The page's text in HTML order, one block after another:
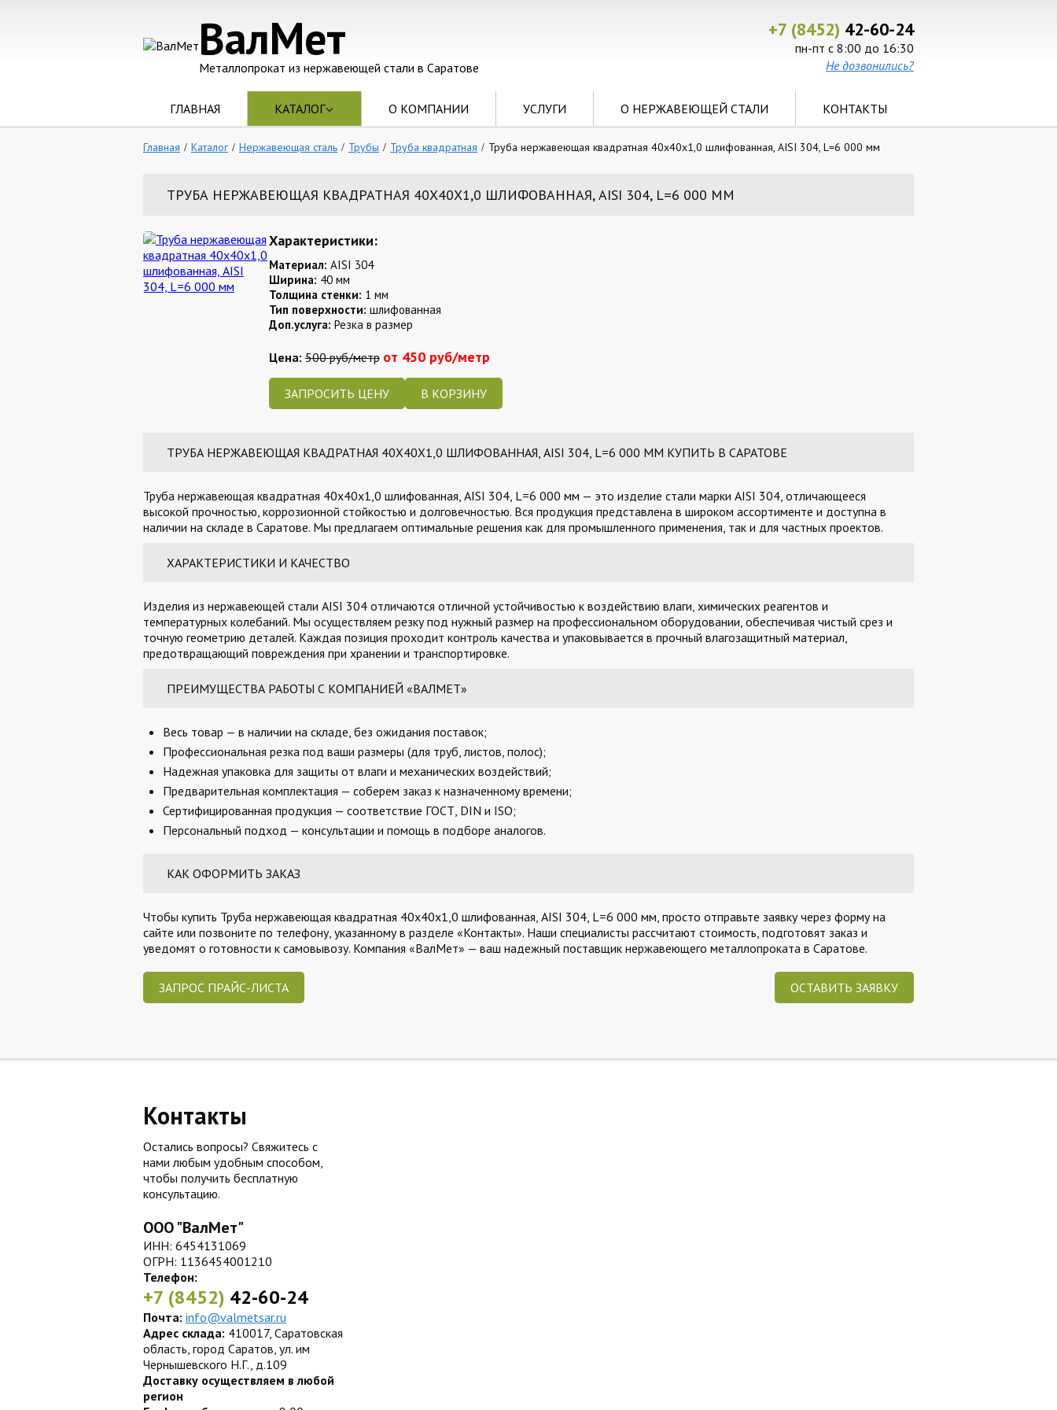
ВалМет
Металлопрокат из нержавеющей стали в Саратове
+7 (8452) 42-60-24
пн-пт с 8:00 до 16:30
Не дозвонились?
ГЛАВНАЯ КАТАЛОГ О КОМПАНИИ УСЛУГИ О НЕРЖАВЕЮЩЕЙ СТАЛИ КОНТАКТЫ
Главная Каталог Нержавеющая сталь Трубы Труба квадратная Труба нержавеющая квадратная 40х40х1,0 шлифованная, AISI 304, L=6 000 мм
ТРУБА НЕРЖАВЕЮЩАЯ КВАДРАТНАЯ 40Х40Х1,0 ШЛИФОВАННАЯ, AISI 304, L=6 000 ММ
Характеристики:
Материал: AISI 304
Ширина: 40 мм
Толщина стенки: 1 мм
Тип поверхности: шлифованная
Доп.услуга: Резка в размер
Цена: 500 руб/метр от 450 руб/метр
ЗАПРОСИТЬ ЦЕНУ
ТРУБА НЕРЖАВЕЮЩАЯ КВАДРАТНАЯ 40Х40Х1,0 ШЛИФОВАННАЯ, AISI 304, L=6 000 ММ КУПИТЬ В САРАТОВЕ
Труба нержавеющая квадратная 40х40х1,0 шлифованная, AISI 304, L=6 000 мм — это изделие стали марки AISI 304, отличающееся
высокой прочностью, коррозионной стойкостью и долговечностью. Вся продукция представлена в широком ассортименте и доступна в
наличии на складе в Саратове. Мы предлагаем оптимальные решения как для промышленного применения, так и для частных проектов.
ХАРАКТЕРИСТИКИ И КАЧЕСТВО
Изделия из нержавеющей стали AISI 304 отличаются отличной устойчивостью к воздействию влаги, химических реагентов и
температурных колебаний. Мы осуществляем резку под нужный размер на профессиональном оборудовании, обеспечивая чистый срез и
точную геометрию деталей. Каждая позиция проходит контроль качества и упаковывается в прочный влагозащитный материал,
предотвращающий повреждения при хранении и транспортировке.
ПРЕИМУЩЕСТВА РАБОТЫ С КОМПАНИЕЙ «ВАЛМЕТ»
Весь товар — в наличии на складе, без ожидания поставок;
Профессиональная резка под ваши размеры (для труб, листов, полос);
Надежная упаковка для защиты от влаги и механических воздействий;
Предварительная комплектация — соберем заказ к назначенному времени;
Сертифицированная продукция — соответствие ГОСТ, DIN и ISO;
Персональный подход — консультации и помощь в подборе аналогов.
КАК ОФОРМИТЬ ЗАКАЗ
Чтобы купить Труба нержавеющая квадратная 40х40х1,0 шлифованная, AISI 304, L=6 000 мм, просто отправьте заявку через форму на
сайте или позвоните по телефону, указанному в разделе «Контакты». Наши специалисты рассчитают стоимость, подготовят заказ и
уведомят о готовности к самовывозу. Компания «ВалМет» — ваш надежный поставщик нержавеющего металлопроката в Саратове.
ЗАПРОС ПРАЙС-ЛИСТА ОСТАВИТЬ ЗАЯВКУ
Контакты
Остались вопросы? Свяжитесь с
нами любым удобным способом,
чтобы получить бесплатную
консультацию.
ООО "ВалМет"
ИНН: 6454131069
ОГРН: 1136454001210
Телефон:
+7 (8452) 42-60-24
Почта: info@valmetsar.ru
Адрес склада: 410017, Саратовская
область, город Саратов, ул. им
Чернышевского Н.Г., д.109
Доставку осуществляем в любой
регион